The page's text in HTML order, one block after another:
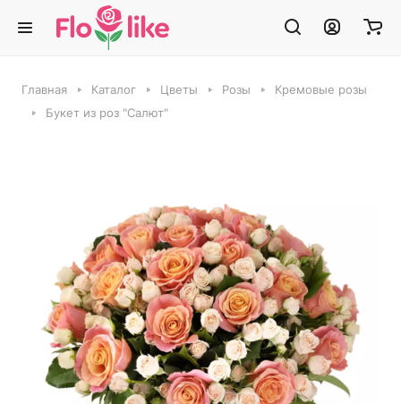
Главная Каталог Цветы Розы
Кремовые розы
Букет из роз "Салют"